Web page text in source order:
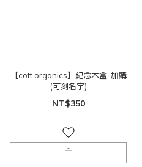
【cott organics】紀念木盒-加購
(可刻名字)
NT$350